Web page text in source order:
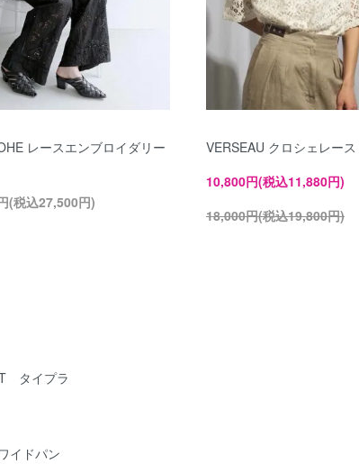
レースエンブロイダリー
(税込27,500円)
VERSEAU クロシェレー
10,800円(税込11,880円)
18,000円(税込19,800円)
タイプラ
イドパン